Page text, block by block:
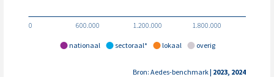
nationaal sectoraal* lokaal overig
0 600.000 1.200.000 1.800.000
Bron: Aedes-benchmark| 2023, 2024